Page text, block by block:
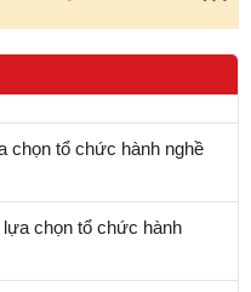
tổ chức hành nghề
chọn tổ chức hành
chức đấu giá tài sản